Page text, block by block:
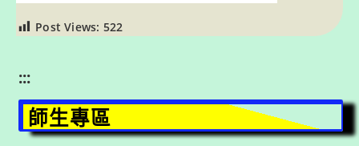
Post Views: 522
:::
師生專區